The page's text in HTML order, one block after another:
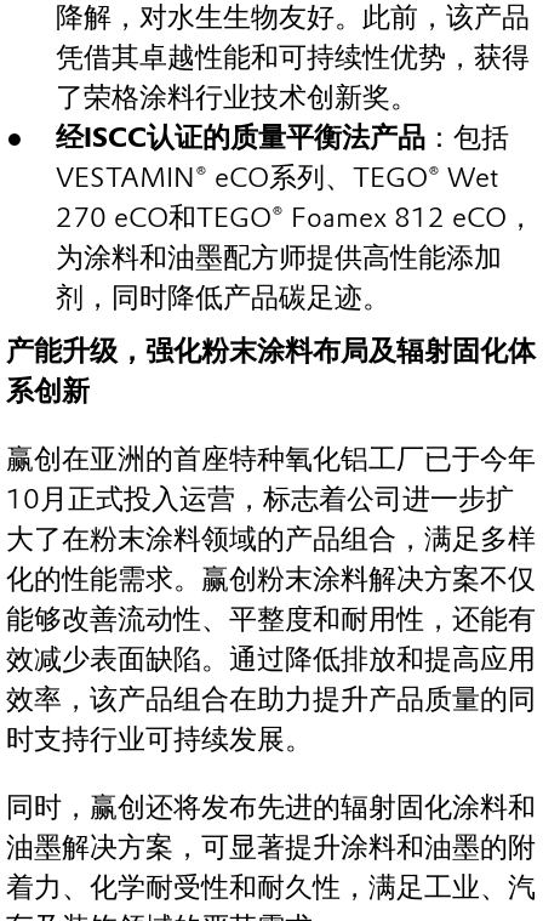
降解，对水生生物友好。此前，该产品
凭借其卓越性能和可持续性优势，获得
了荣格涂料行业技术创新奖。
经ISCC认证的质量平衡法产品：包括
VESTAMIN® eCO系列、TEGO® Wet
270 eCO和TEGO® Foamex 812 eCO，
为涂料和油墨配方师提供高性能添加
剂，同时降低产品碳足迹。
产能升级，强化粉末涂料布局及辐射固化体
系创新
赢创在亚洲的首座特种氧化铝工厂已于今年
10月正式投入运营，标志着公司进一步扩
大了在粉末涂料领域的产品组合，满足多样
化的性能需求。赢创粉末涂料解决方案不仅
能够改善流动性、平整度和耐用性，还能有
效减少表面缺陷。通过降低排放和提高应用
效率，该产品组合在助力提升产品质量的同
时支持行业可持续发展。
同时，赢创还将发布先进的辐射固化涂料和
油墨解决方案，可显著提升涂料和油墨的附
着力、化学耐受性和耐久性，满足工业、汽